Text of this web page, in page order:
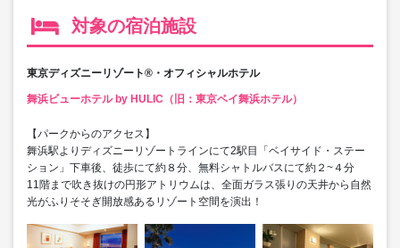
対象の宿泊施設
東京ディズニーリゾート®・オフィシャルホテル
舞浜ビューホテル by HULIC（旧：東京ベイ舞浜ホテル）
【パークからのアクセス】
舞浜駅よりディズニーリゾートラインにて2駅目「ベイサイド・ステー
ション」下車後、徒歩にて約８分、無料シャトルバスにて約２~４分
11階まで吹き抜けの円形アトリウムは、全面ガラス張りの天井から自然
光がふりそそぎ開放感あるリゾート空間を演出！